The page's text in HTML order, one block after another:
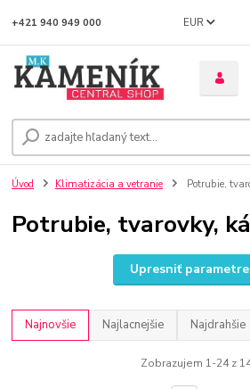
EUR
+421 940 949 000
Úvod Klimatizácia a vetranie Potrubie,
Potrubie, tvarovky,
Upresniť parametre
Najnovšie Najlacnejšie Najdrahšie
Zobrazujem 1-24 z